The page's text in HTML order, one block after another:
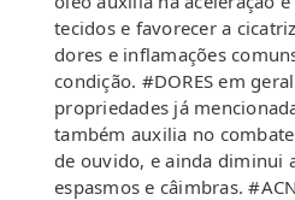
tecidos e favorecer a
dores e inflamações
condição. #DORES em
propriedades já
também auxilia no
de ouvido, e ainda diminui
espasmos e câimbras.